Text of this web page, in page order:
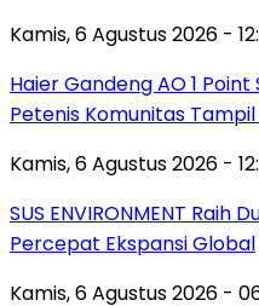
Kamis, 6 Agustus 2026 -
Haier Gandeng AO 1
Petenis Komunitas
Kamis, 6 Agustus 2026 -
SUS ENVIRONMENT Raih
Percepat Ekspansi Global
Kamis, 6 Agustus 2026 -